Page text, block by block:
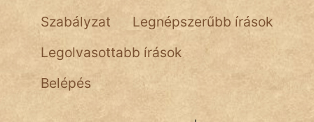
Szabályzat
Legnépszerűbb írások
Legolvasottabb írások
Belépés